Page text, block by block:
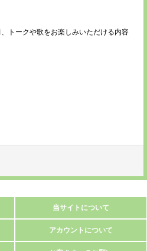
トークや歌をお楽しみいただける内容
当サイトについて
アカウントについて